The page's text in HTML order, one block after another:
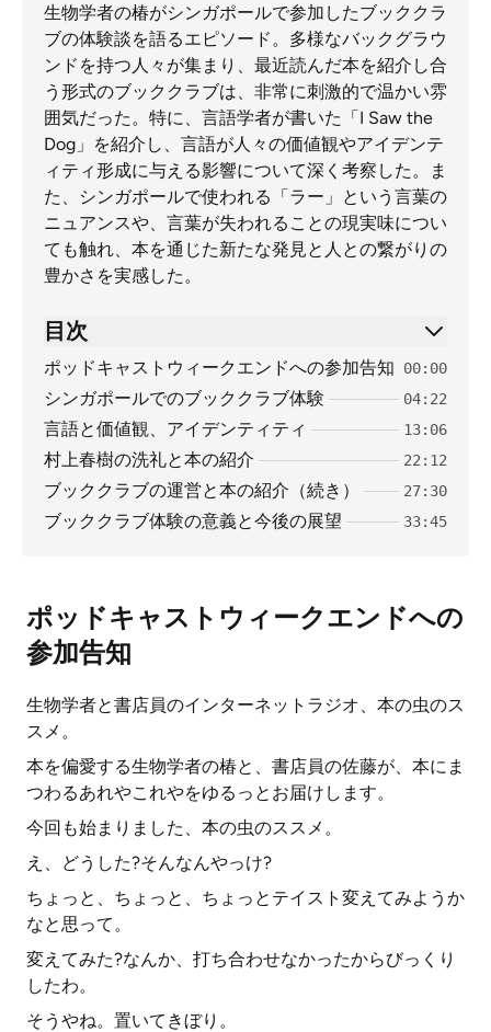
生物学者の椿がシンガポールで参加したブッククラ
ブの体験談を語るエピソード。多様なバックグラウ
ンドを持つ人々が集まり、最近読んだ本を紹介し合
う形式のブッククラブは、非常に刺激的で温かい雰
囲気だった。特に、言語学者が書いた「I Saw the
Dog」を紹介し、言語が人々の価値観やアイデンテ
ィティ形成に与える影響について深く考察した。ま
た、シンガポールで使われる「ラー」という言葉の
ニュアンスや、言葉が失われることの現実味につい
ても触れ、本を通じた新たな発見と人との繋がりの
豊かさを実感した。
目次
ポッドキャストウィークエンドへの参加告知 00:00
シンガポールでのブッククラブ体験 04:22
言語と価値観、アイデンティティ 13:06
村上春樹の洗礼と本の紹介 22:12
ブッククラブの運営と本の紹介（続き） 27:30
ブッククラブ体験の意義と今後の展望 33:45
ポッドキャストウィークエンドへの
参加告知
生物学者と書店員のインターネットラジオ、本の虫のス
スメ。
本を偏愛する生物学者の椿と、書店員の佐藤が、本にま
つわるあれやこれやをゆるっとお届けします。
今回も始まりました、本の虫のススメ。
え、どうした?そんなんやっけ?
ちょっと、ちょっと、ちょっとテイスト変えてみようか
なと思って。
変えてみた?なんか、打ち合わせなかったからびっくり
したわ。
そうやね。置いてきぼり。